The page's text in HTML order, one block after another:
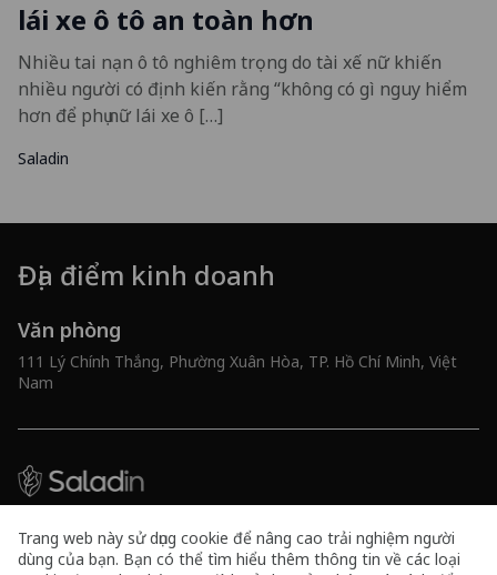
lái xe ô tô an toàn hơn
Nhiều tai nạn ô tô nghiêm trọng do tài xế nữ khiến
nhiều người có định kiến rằng “không có gì nguy hiểm
hơn để phụ nữ lái xe ô […]
Saladin
Địa điểm kinh doanh
Văn phòng
111 Lý Chính Thắng, Phường Xuân Hòa, TP. Hồ Chí Minh, Việt
Nam
Mã số doanh nghiệp 0316591461
Trang web này sử dụng cookie để nâng cao trải nghiệm người
dùng của bạn. Bạn có thể tìm hiểu thêm thông tin về các loại